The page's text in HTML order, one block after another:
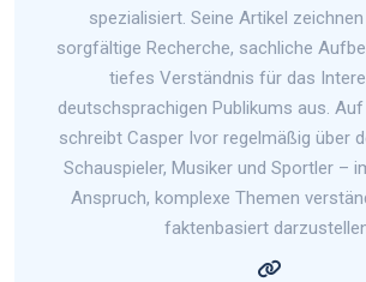
spezialisiert. Seine Artikel
sorgfältige Recherche, sachliche
tiefes Verständnis für das
deutschsprachigen Publikums aus.
schreibt Casper Ivor regelmäßig über
Schauspieler, Musiker und Sportler –
Anspruch, komplexe Themen
faktenbasiert